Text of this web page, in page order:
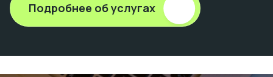
Подробнее об услугах